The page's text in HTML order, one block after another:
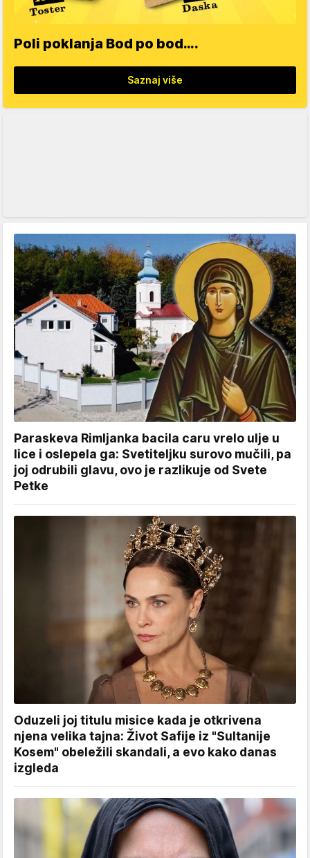
Poli poklanja Bod po bod….
Saznaj više
Paraskeva Rimljanka bacila caru vrelo ulje u
lice i oslepela ga: Svetiteljku surovo mučili, pa
joj odrubili glavu, ovo je razlikuje od Svete
Petke
Oduzeli joj titulu misice kada je otkrivena
njena velika tajna: Život Safije iz "Sultanije
Kosem" obeležili skandali, a evo kako danas
izgleda